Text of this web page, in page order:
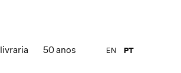
livraria 50 anos PT
EN